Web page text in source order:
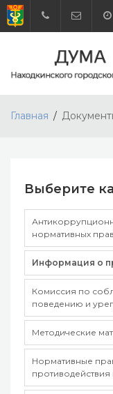
Главная
Выберите
нормативных
Информация о
Комиссия по
поведению и
Методические
Нормативные